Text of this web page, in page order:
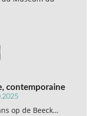
contemporaine
op de Beeck…